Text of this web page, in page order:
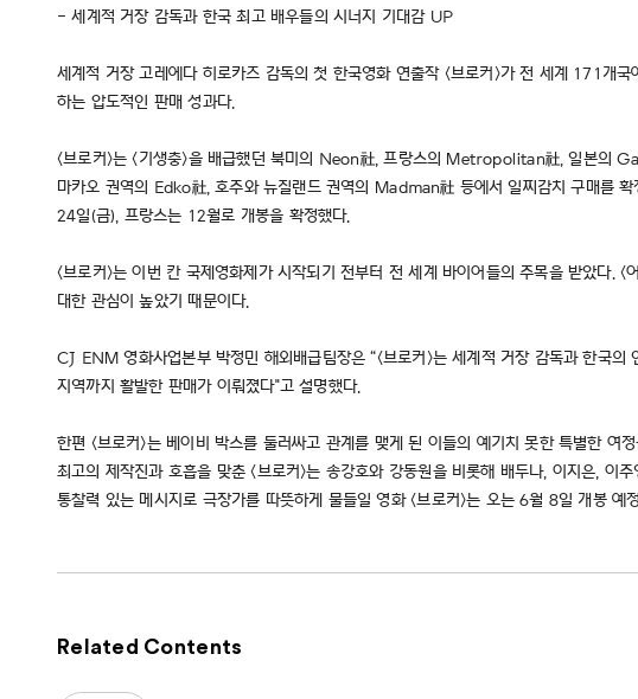
- 세계적 거장 감독과 한국 최고 배우들의 시너지 기대감 UP
세계적 거장 고레에다 히로카즈 감독의 첫 한국영화 연출작 <브로커>가 전 세계 171개
하는 압도적인 판매 성과다.
<브로커>는 <기생충>을 배급했던 북미의 Neon社, 프랑스의 Metropolitan社, 일본
마카오 권역의 Edko社, 호주와 뉴질랜드 권역의 Madman社 등에서 일찌감치 구매를
24일(금), 프랑스는 12월로 개봉을 확정했다.
<브로커>는 이번 칸 국제영화제가 시작되기 전부터 전 세계 바이어들의 주목을 받았다.
대한 관심이 높았기 때문이다.
CJ ENM 영화사업본부 박정민 해외배급팀장은 “<브로커>는 세계적 거장 감독과 한국
지역까지 활발한 판매가 이뤄졌다"고 설명했다.
한편 <브로커>는 베이비 박스를 둘러싸고 관계를 맺게 된 이들의 예기치 못한 특별한
최고의 제작진과 호흡을 맞춘 <브로커>는 송강호와 강동원을 비롯해 배두나, 이지은,
통찰력 있는 메시지로 극장가를 따뜻하게 물들일 영화 <브로커>는 오는 6월 8일 개봉 예
Related Contents